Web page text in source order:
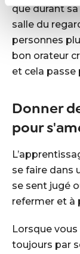
que durant
salle du
personnes
bon orateur
et cela passe
Donner
pour
se faire dans
se sent jugé
refermer et à
Lorsque
toujours par